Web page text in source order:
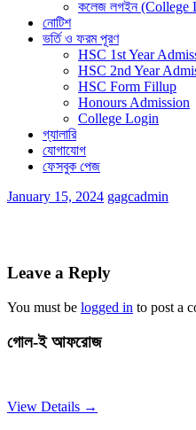
কলেজ লগইন (College
নোটিশ
ভর্তি ও ফরম পূরণ
HSC 1st Year
HSC 2nd Year
HSC Form Fillup
Honours Admission
College Login
গ্যালারি
যোগাযোগ
ফেসবুক পেজ
January 15, 2024 gagcadmin
Leave a Reply
You must be logged in to post a
গোল-ই আফরোজ
View Details →